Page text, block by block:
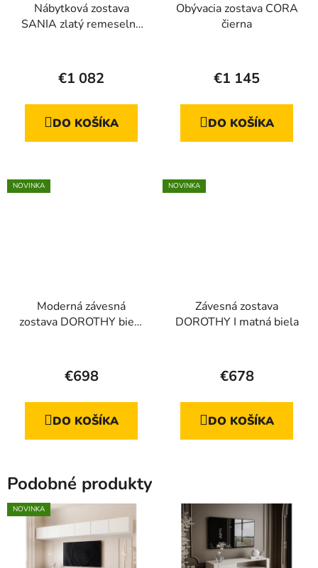
Nábytková zostava
SANIA zlatý remeselný
hodnotenie
je
5,0
€1 082
DO KOŠÍKA
Obývacia zostava CORA
čierna
hodnotenie
je
4,8
€1 145
DO KOŠÍKA
NOVINKA
Moderná závesná
zostava DOROTHY biela
€698
DO KOŠÍKA
NOVINKA
Závesná zostava
DOROTHY I matná biela
€678
DO KOŠÍKA
Podobné produkty
NOVINKA